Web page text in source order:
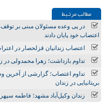
مطالب مرتـبط
در پی وعده مسئولان مبنی بر توقف
اعتصاب خود پایان دادند
اعتصاب زندانیان قزلحصار در
تداوم بازداشت؛ زهرا محمدولی در
تداوم اعتصاب؛ گزارشی از آخرین
بریتانیایی در زندان
زندان وکیل‌آباد مشهد؛ فاطمه